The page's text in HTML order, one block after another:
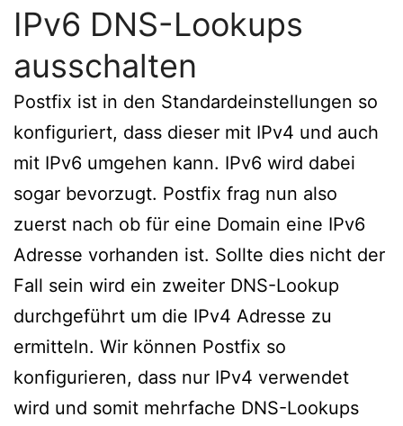
IPv6 DNS-Lookups
ausschalten
Postfix ist in den Standardeinstellungen so
konfiguriert, dass dieser mit IPv4 und auch
mit IPv6 umgehen kann. IPv6 wird dabei
sogar bevorzugt. Postfix frag nun also
zuerst nach ob für eine Domain eine IPv6
Adresse vorhanden ist. Sollte dies nicht der
Fall sein wird ein zweiter DNS-Lookup
durchgeführt um die IPv4 Adresse zu
ermitteln. Wir können Postfix so
konfigurieren, dass nur IPv4 verwendet
wird und somit mehrfache DNS-Lookups